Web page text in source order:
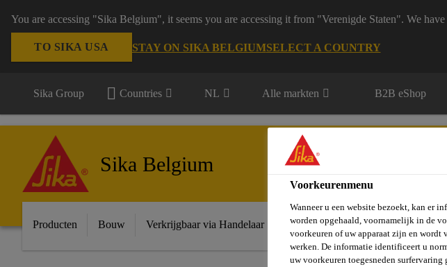
You are accessing "Sika Belgium", it seems you are accessing it from "Verenigde Staten". We
TO SIKA USA STAY ON SIKA BELGIUMSELECT A COUNTRY
Sika Group Countries NL Alle markten B2B eShop
Sika Belgium
Producten Bouw Verkrijgbaar via Handelaar Industrie Over Ons Sika
Voorkeurenmenu
Wanneer u een website bezoekt, kan er
worden opgehaald, voornamelijk in de
voorkeuren of uw apparaat zijn en
werken. De informatie identificeert u
uw voorkeuren toegesneden surfervaring